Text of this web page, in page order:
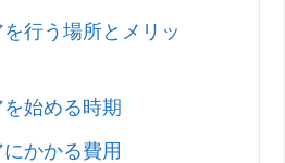
行う場所とメリッ
始める時期
かかる費用